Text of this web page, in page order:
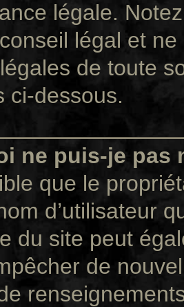
légale.
légal et
de toute
ci-dessous.
ne puis-je pas
que le
d’utilisateur
du site peut
de